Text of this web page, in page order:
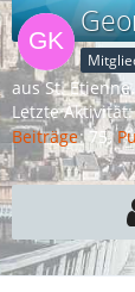
aus St. Etienne
Letzte
Beiträge 75